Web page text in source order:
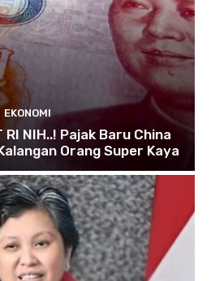
EKONOMI
RI NIH..! Pajak Baru China
Orang Super Kaya